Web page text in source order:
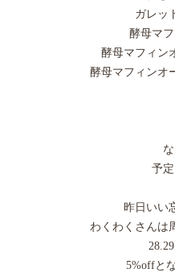
ガレッ
酵母マフ
酵母マフィン
酵母マフィンオ
予定
昨日いい
わくわくさんは
5%offと